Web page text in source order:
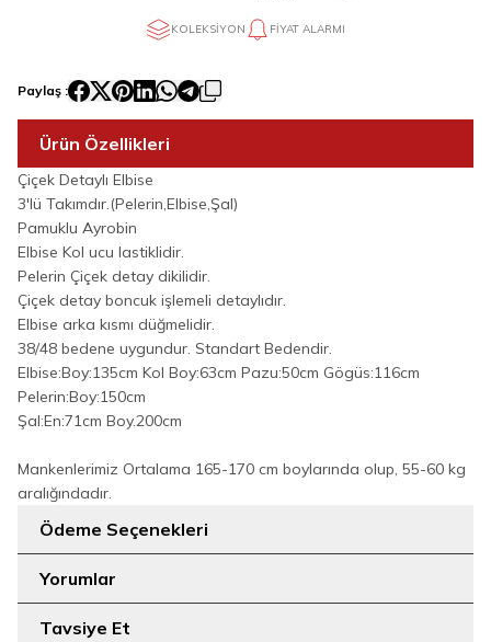
KOLEKSIYON FIYAT ALARMI
Paylaş :
Ürün Özellikleri
Çiçek Detaylı Elbise
3'lü Takımdır.(Pelerin,Elbise,Şal)
Pamuklu Ayrobin
Elbise Kol ucu lastiklidir.
Pelerin Çiçek detay dikilidir.
Çiçek detay boncuk işlemeli detaylıdır.
Elbise arka kısmı düğmelidir.
38/48 bedene uygundur. Standart Bedendir.
Elbise:Boy:135cm Kol Boy:63cm Pazu:50cm Gögüs:116cm
Pelerin:Boy:150cm
Şal:En:71cm Boy.200cm
Mankenlerimiz Ortalama 165-170 cm boylarında olup, 55-60 kg
aralığındadır.
Ödeme Seçenekleri
Yorumlar
Tavsiye Et